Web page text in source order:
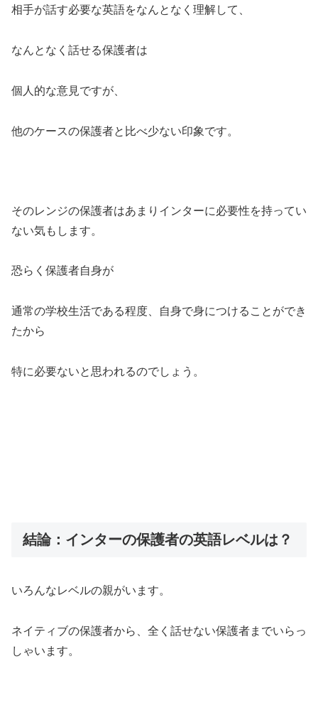
相手が話す必要な英語をなんとなく理解して、
なんとなく話せる保護者は
個人的な意見ですが、
他のケースの保護者と比べ少ない印象です。
そのレンジの保護者はあまりインターに必要性を持ってい
ない気もします。
恐らく保護者自身が
通常の学校生活である程度、自身で身につけることができ
たから
特に必要ないと思われるのでしょう。
結論：インターの保護者の英語レベルは？
いろんなレベルの親がいます。
ネイティブの保護者から、全く話せない保護者までいらっ
しゃいます。